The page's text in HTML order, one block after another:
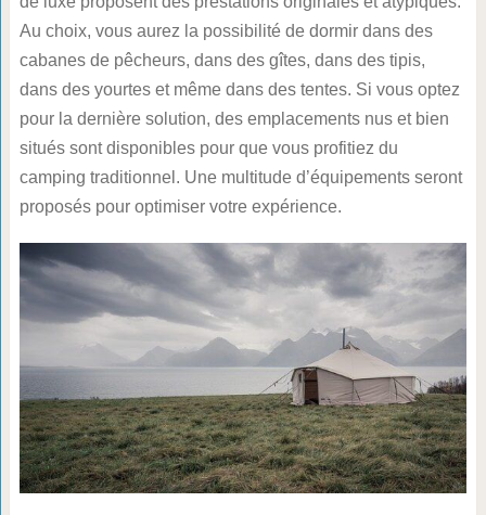
Au choix, vous aurez la possibilité de dormir dans des
cabanes de pêcheurs, dans des gîtes, dans des tipis,
dans des yourtes et même dans des tentes. Si vous optez
pour la dernière solution, des emplacements nus et bien
situés sont disponibles pour que vous profitiez du
camping traditionnel. Une multitude d’équipements seront
proposés pour optimiser votre expérience.